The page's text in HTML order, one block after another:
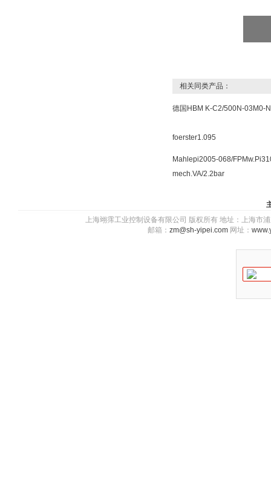
相关同类产品：
德国HBM K-C2/500N-03M0-
foerster1.095
Mahlepi2005-068/
mech.VA/2.2bar
上海翊霈工业控制设备有限公司 版权所有 地址：上海
邮箱： zm@sh-yipei.com 网址：